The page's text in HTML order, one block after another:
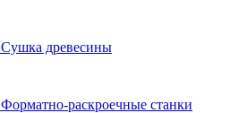
Сушка древесины
Форматно-раскроечные станки